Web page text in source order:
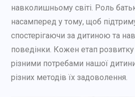
навколишньому світі. Роль
насамперед у тому, щоб
спостерігаючи за дитиною та
поведінки. Кожен етап розвитку
різними потребами нашої
різних методів їх задоволення.